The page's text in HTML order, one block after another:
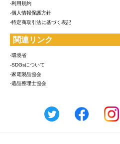
-利用規約
-個人情報保護方針
-特定商取引法に基づく表記
関連リンク
-環境省
-SDGsについて
-家電製品協会
-遺品整理士協会